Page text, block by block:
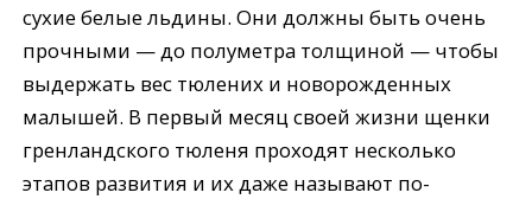
сухие белые льдины. Они должны быть очень
прочными — до полуметра толщиной — чтобы
выдержать вес тюлених и новорожденных
малышей. В первый месяц своей жизни щенки
гренландского тюленя проходят несколько
этапов развития и их даже называют по-